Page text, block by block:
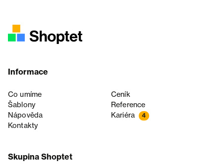
Informace
Co umíme
Ceník
Šablony
Reference
Nápověda
Kariéra 4
Kontakty
Skupina Shoptet